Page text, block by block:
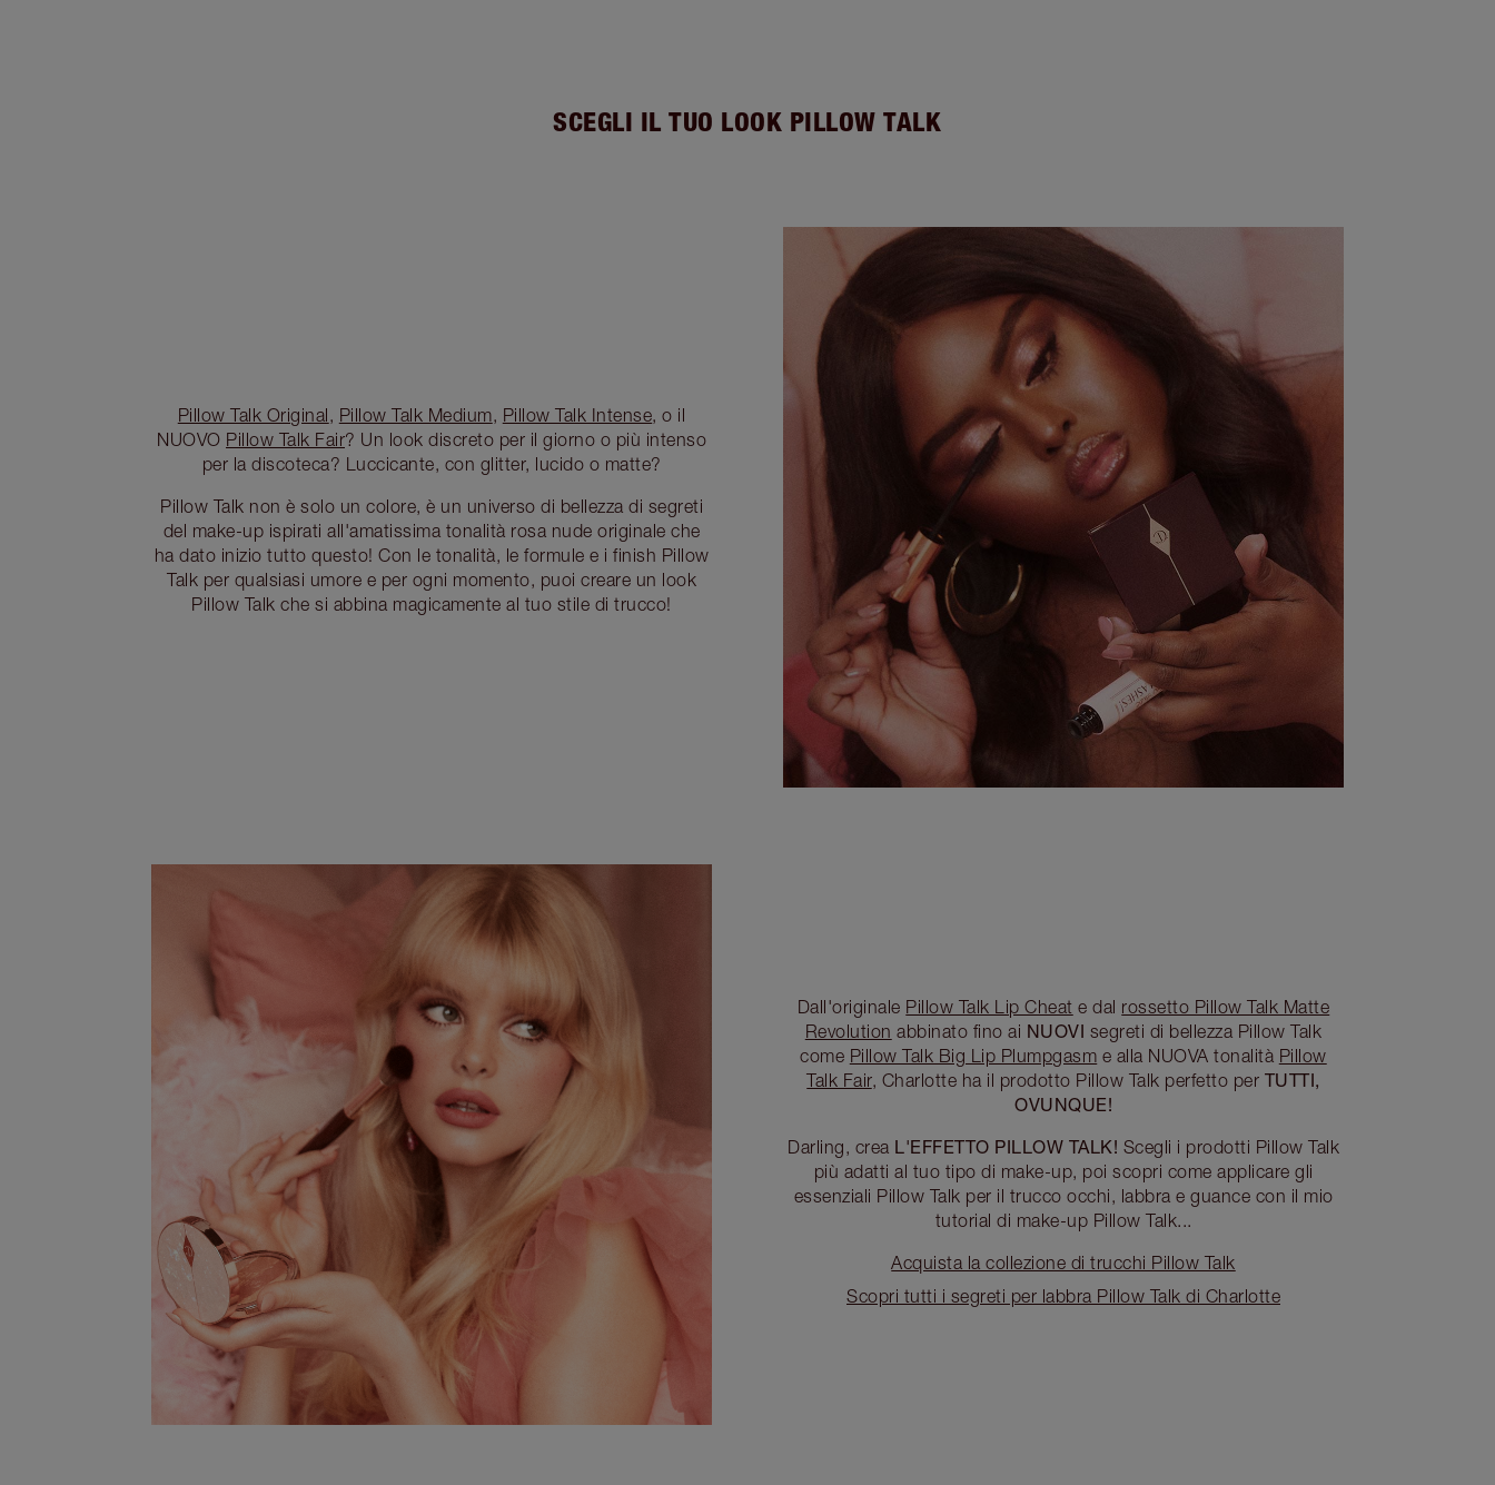
SCEGLI IL TUO LOOK PILLOW TALK
Pillow Talk Original, Pillow Talk Medium, Pillow Talk Intense, o il
NUOVO Pillow Talk Fair? Un look discreto per il giorno o più intenso
per la discoteca? Luccicante, con glitter, lucido o matte?
Pillow Talk non è solo un colore, è un universo di bellezza di segreti
del make-up ispirati all'amatissima tonalità rosa nude originale che
ha dato inizio tutto questo! Con le tonalità, le formule e i finish Pillow
Talk per qualsiasi umore e per ogni momento, puoi creare un look
Pillow Talk che si abbina magicamente al tuo stile di trucco!
Dall'originale Pillow Talk Lip Cheat e dal rossetto Pillow Talk Matte
Revolution abbinato fino ai NUOVI segreti di bellezza Pillow Talk
come Pillow Talk Big Lip Plumpgasm e alla NUOVA tonalità Pillow
Talk Fair, Charlotte ha il prodotto Pillow Talk perfetto per TUTTI,
OVUNQUE!
Darling, crea L'EFFETTO PILLOW TALK! Scegli i prodotti Pillow Talk
più adatti al tuo tipo di make-up, poi scopri come applicare gli
essenziali Pillow Talk per il trucco occhi, labbra e guance con il mio
tutorial di make-up Pillow Talk...
Acquista la collezione di trucchi Pillow Talk
Scopri tutti i segreti per labbra Pillow Talk di Charlotte